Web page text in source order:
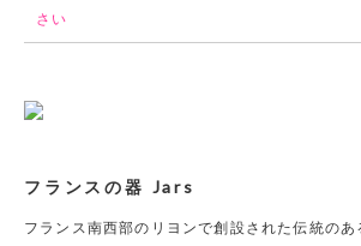
さい
フランスの器 Jars
フランス南西部のリヨンで創設された伝統のあ